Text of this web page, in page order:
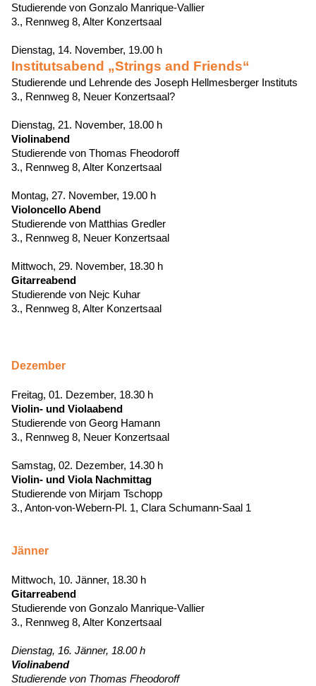
Studierende von Gonzalo Manrique-Vallier
3., Rennweg 8, Alter Konzertsaal
Dienstag, 14. November, 19.00 h
Institutsabend „Strings and Friends“
Studierende und Lehrende des Joseph Hellmesberger Instituts
3., Rennweg 8, Neuer Konzertsaal?
Dienstag, 21. November, 18.00 h
Violinabend
Studierende von Thomas Fheodoroff
3., Rennweg 8, Alter Konzertsaal
Montag, 27. November, 19.00 h
Violoncello Abend
Studierende von Matthias Gredler
3., Rennweg 8, Neuer Konzertsaal
Mittwoch, 29. November, 18.30 h
Gitarreabend
Studierende von Nejc Kuhar
3., Rennweg 8, Alter Konzertsaal
Dezember
Freitag, 01. Dezember, 18.30 h
Violin- und Violaabend
Studierende von Georg Hamann
3., Rennweg 8, Neuer Konzertsaal
Samstag, 02. Dezember, 14.30 h
Violin- und Viola Nachmittag
Studierende von Mirjam Tschopp
3., Anton-von-Webern-Pl. 1, Clara Schumann-Saal 1
Jänner
Mittwoch, 10. Jänner, 18.30 h
Gitarreabend
Studierende von Gonzalo Manrique-Vallier
3., Rennweg 8, Alter Konzertsaal
Dienstag, 16. Jänner, 18.00 h
Violinabend
Studierende von Thomas Fheodoroff